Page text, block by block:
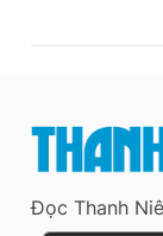
Đọc Thanh